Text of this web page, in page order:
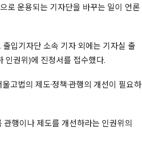
로 운용되는 기자단을 바꾸는 일이 언론
입기자단 소속 기자 외에는 기자실 출
인권위)에 진정서를 접수했다.
고법의 제도·정책·관행의 개선이 필요하
행이나 제도를 개선하라는 인권위의